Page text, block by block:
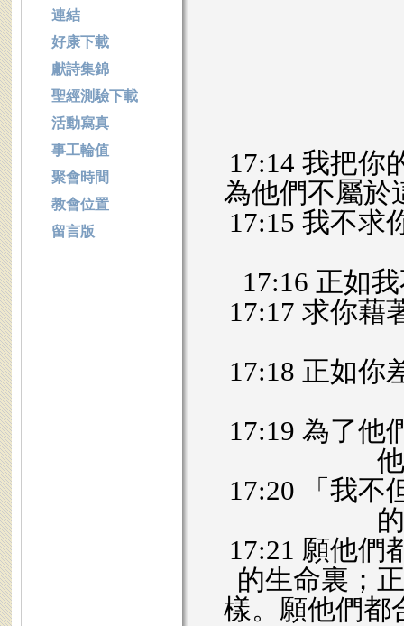
17:14 我把你
為他們不屬於
17:15 我不求
17:16 正如
17:17 求你藉
17:18 正如你
17:19 為了他
17:20 「我不
17:21 願他們
的生命裏；
樣。願他們都
連結
好康下載
獻詩集錦
聖經測驗下載
活動寫真
事工輪值
聚會時間
教會位置
留言版